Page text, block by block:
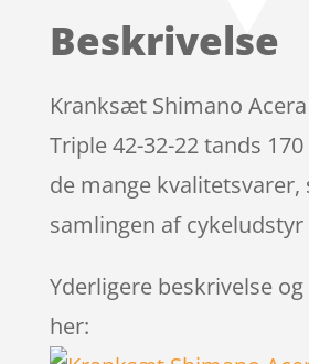
Beskrivelse
Kranksæt Shimano
Triple 42-32-22 tands
de mange kvalitetsvarer,
samlingen af
Yderligere beskrivelse
her: